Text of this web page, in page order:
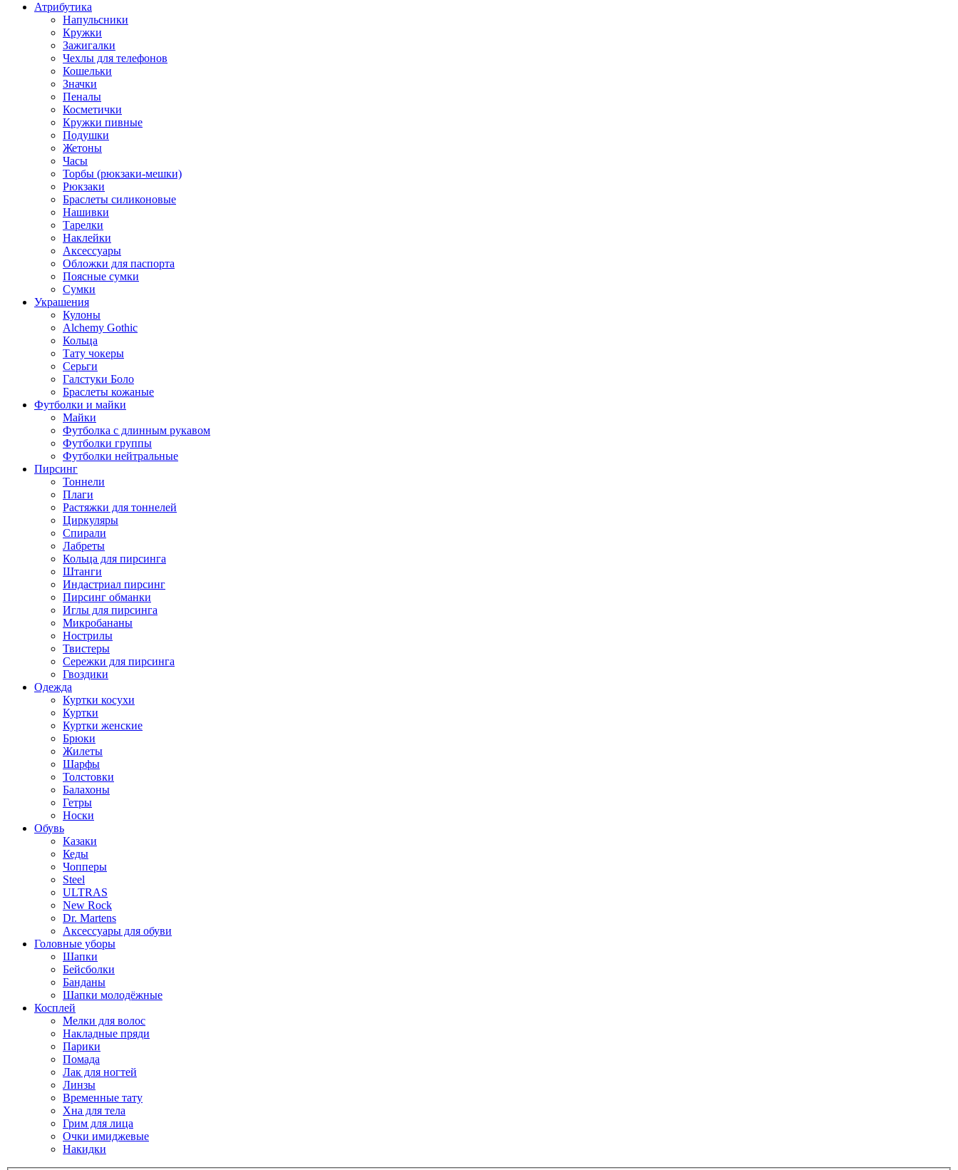
Атрибутика
Напульсники
Кружки
Зажигалки
Чехлы для телефонов
Кошельки
Значки
Пеналы
Косметички
Кружки пивные
Подушки
Жетоны
Часы
Торбы (рюкзаки-мешки)
Рюкзаки
Браслеты силиконовые
Нашивки
Тарелки
Наклейки
Аксессуары
Обложки для паспорта
Поясные сумки
Сумки
Украшения
Кулоны
Alchemy Gothic
Кольца
Тату чокеры
Серьги
Галстуки Боло
Браслеты кожаные
Футболки и майки
Майки
Футболка с длинным рукавом
Футболки группы
Футболки нейтральные
Пирсинг
Тоннели
Плаги
Растяжки для тоннелей
Циркуляры
Спирали
Лабреты
Кольца для пирсинга
Штанги
Индастриал пирсинг
Пирсинг обманки
Иглы для пирсинга
Микробананы
Нострилы
Твистеры
Сережки для пирсинга
Гвоздики
Одежда
Куртки косухи
Куртки
Куртки женские
Брюки
Жилеты
Шарфы
Толстовки
Балахоны
Гетры
Носки
Обувь
Казаки
Кеды
Чопперы
Steel
ULTRAS
New Rock
Dr. Martens
Аксессуары для обуви
Головные уборы
Шапки
Бейсболки
Банданы
Шапки молодёжные
Косплей
Мелки для волос
Накладные пряди
Парики
Помада
Лак для ногтей
Линзы
Временные тату
Хна для тела
Грим для лица
Очки имиджевые
Накидки